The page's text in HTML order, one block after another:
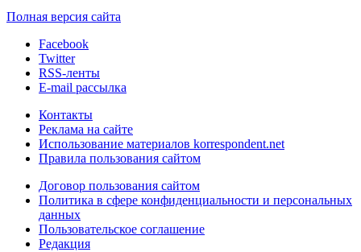
Полная версия сайта
Facebook
Twitter
RSS-ленты
E-mail рассылка
Контакты
Реклама на сайте
Использование материалов korrespondent.net
Правила пользования сайтом
Договор пользования сайтом
Политика в сфере конфиденциальности и персональных
данных
Пользовательское соглашение
Редакция